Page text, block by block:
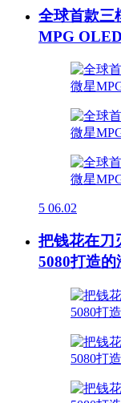
全球首款三
MPG
5 06.02
把钱花在刀
5080打造